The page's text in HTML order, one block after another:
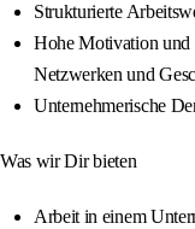
Strukturierte
Hohe Motivation und
Netzwerken und
Unternehmerische
Was wir Dir bieten
Arbeit in einem